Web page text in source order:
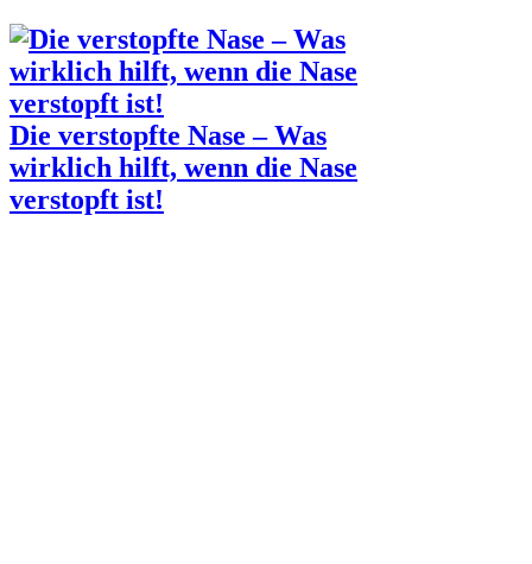
Die verstopfte Nase – Was
wirklich hilft, wenn die Nase
verstopft ist!